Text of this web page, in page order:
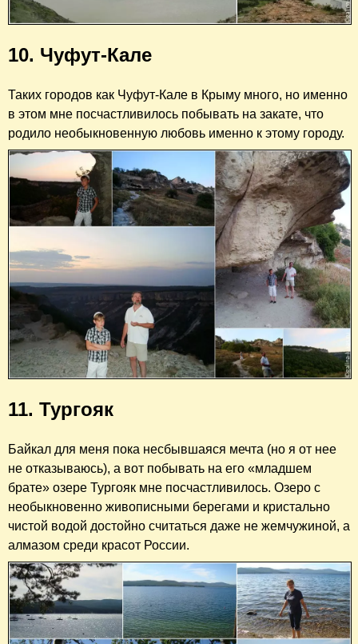
10. Чуфут-Кале
Таких городов как Чуфут-Кале в Крыму много, но именно
в этом мне посчастливилось побывать на закате, что
родило необыкновенную любовь именно к этому городу.
11. Тургояк
Байкал для меня пока несбывшаяся мечта (но я от нее
не отказываюсь), а вот побывать на его «младшем
брате» озере Тургояк мне посчастливилось. Озеро с
необыкновенно живописными берегами и кристально
чистой водой достойно считаться даже не жемчужиной, а
алмазом среди красот России.